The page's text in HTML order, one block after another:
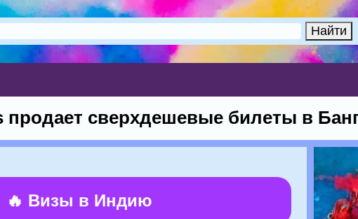
продает сверхдешевые билеты в
🔥 Визы в Индию